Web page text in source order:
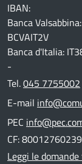
IBAN:
Banca
BCVAIT2V
Banca d'Italia:
-
Tel.045 7755002
E-mail
PEC
CF:
Leggi le